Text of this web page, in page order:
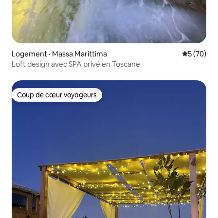
Logement · Massa Marittima Note
5 (70)
Loft design avec SPA privé en Toscane
Coup de cœur voyageurs
Coup de cœur voyageurs